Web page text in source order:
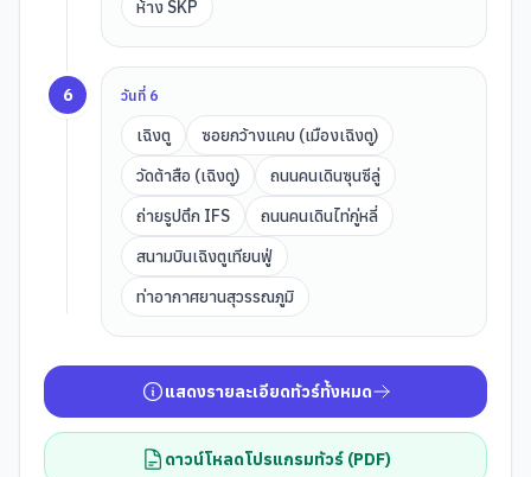
ห้าง SKP
6 วันที่ 6
เฉิงตู
ซอยกว้างแคบ (เมืองเฉิงตู)
วัดต้าสือ (เฉิงตู)
ถนนคนเดินซุนซีลู่
ถ่ายรูปตึก IFS
ถนนคนเดินไท่กู่หลี่
สนามบินเฉิงตูเทียนฟู่
ท่าอากาศยานสุวรรณภูมิ
แสดงรายละเอียดทัวร์ทั้งหมด
ดาวน์โหลดโปรแกรมทัวร์ (PDF)